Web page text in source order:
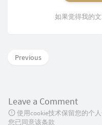
如果觉得我的
Previous
Leave a Comment
使用cookie技术保留您的个
您已同意该条款